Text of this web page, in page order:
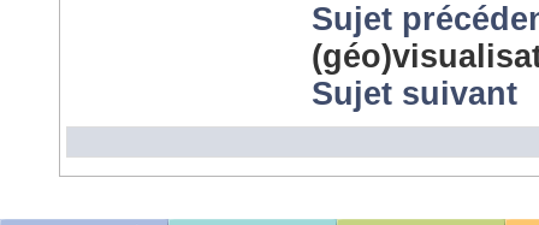
Sujet
Sujet suivant